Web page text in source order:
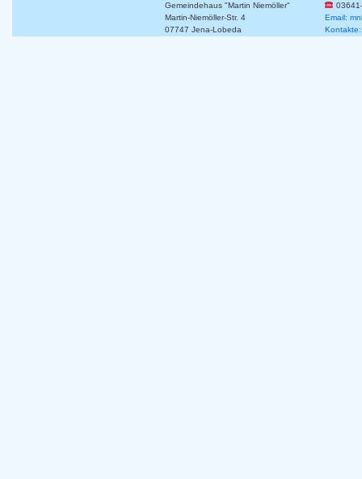
Gemeindehaus "Martin Niemöller"
Martin-Niemöller-Str. 4
Email:
07747 Jena-Lobeda